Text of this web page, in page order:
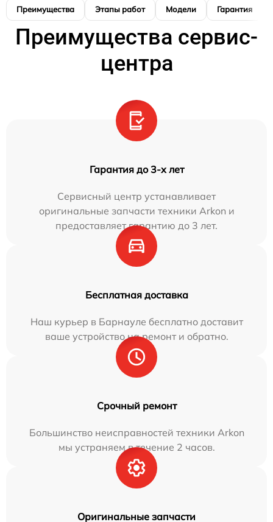
Преимущества Этапы работ Модели Гарантия
Преимущества сервис-
центра
Гарантия до 3-х лет
Сервисный центр устанавливает
оригинальные запчасти техники Arkon и
предоставляет гарантию до 3 лет.
Бесплатная доставка
Наш курьер в Барнауле бесплатно доставит
ваше устройство на ремонт и обратно.
Срочный ремонт
Большинство неисправностей техники Arkon
мы устраняем в течение 2 часов.
Оригинальные запчасти